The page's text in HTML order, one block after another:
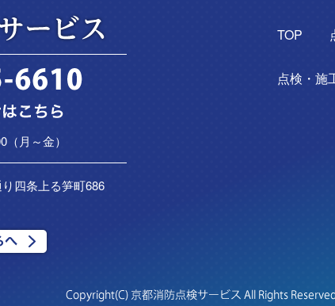
月～金）
四条上る笋町686
TOP
点検・施